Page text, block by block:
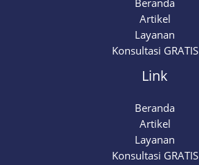
Artikel
Layanan
Konsultasi GRATIS
Link
Beranda
Artikel
Layanan
Konsultasi GRATIS